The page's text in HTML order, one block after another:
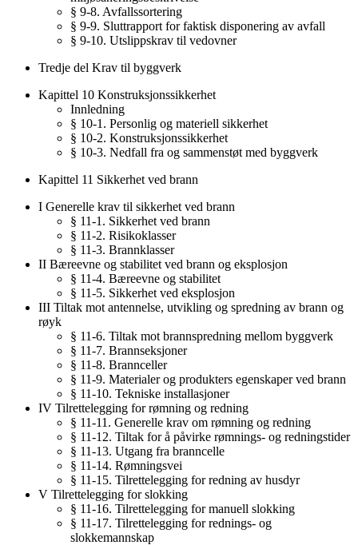
§ 9-8. Avfallssortering
§ 9-9. Sluttrapport for faktisk disponering av avfall
§ 9-10. Utslippskrav til vedovner
Tredje del Krav til byggverk
Kapittel 10 Konstruksjonssikkerhet
Innledning
§ 10-1. Personlig og materiell sikkerhet
§ 10-2. Konstruksjonssikkerhet
§ 10-3. Nedfall fra og sammenstøt med byggverk
Kapittel 11 Sikkerhet ved brann
I Generelle krav til sikkerhet ved brann
§ 11-1. Sikkerhet ved brann
§ 11-2. Risikoklasser
§ 11-3. Brannklasser
II Bæreevne og stabilitet ved brann og eksplosjon
§ 11-4. Bæreevne og stabilitet
§ 11-5. Sikkerhet ved eksplosjon
III Tiltak mot antennelse, utvikling og spredning av brann og
røyk
§ 11-6. Tiltak mot brannspredning mellom byggverk
§ 11-7. Brannseksjoner
§ 11-8. Brannceller
§ 11-9. Materialer og produkters egenskaper ved brann
§ 11-10. Tekniske installasjoner
IV Tilrettelegging for rømning og redning
§ 11-11. Generelle krav om rømning og redning
§ 11-12. Tiltak for å påvirke rømnings- og redningstider
§ 11-13. Utgang fra branncelle
§ 11-14. Rømningsvei
§ 11-15. Tilrettelegging for redning av husdyr
V Tilrettelegging for slokking
§ 11-16. Tilrettelegging for manuell slokking
§ 11-17. Tilrettelegging for rednings- og
slokkemannskap